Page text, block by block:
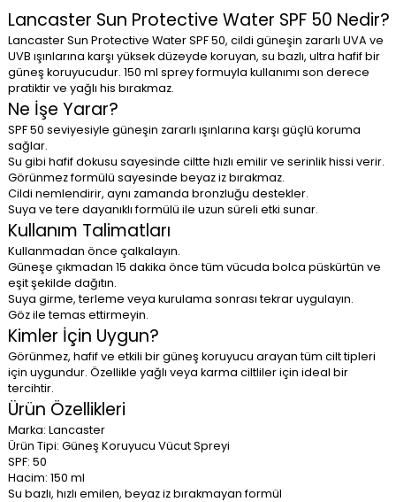
Lancaster Sun Protective Water SPF 50 Nedir?
Lancaster Sun Protective Water SPF 50, cildi güneşin zararlı UVA ve
UVB ışınlarına karşı yüksek düzeyde koruyan, su bazlı, ultra hafif bir
güneş koruyucudur. 150 ml sprey formuyla kullanımı son derece
pratiktir ve yağlı his bırakmaz.
Ne İşe Yarar?
SPF 50 seviyesiyle güneşin zararlı ışınlarına karşı güçlü koruma
sağlar.
Su gibi hafif dokusu sayesinde ciltte hızlı emilir ve serinlik hissi verir.
Görünmez formülü sayesinde beyaz iz bırakmaz.
Cildi nemlendirir, aynı zamanda bronzluğu destekler.
Suya ve tere dayanıklı formülü ile uzun süreli etki sunar.
Kullanım Talimatları
Kullanmadan önce çalkalayın.
Güneşe çıkmadan 15 dakika önce tüm vücuda bolca püskürtün ve
eşit şekilde dağıtın.
Suya girme, terleme veya kurulama sonrası tekrar uygulayın.
Göz ile temas ettirmeyin.
Kimler İçin Uygun?
Görünmez, hafif ve etkili bir güneş koruyucu arayan tüm cilt tipleri
için uygundur. Özellikle yağlı veya karma ciltliler için ideal bir
tercihtir.
Ürün Özellikleri
Marka: Lancaster
Ürün Tipi: Güneş Koruyucu Vücut Spreyi
SPF: 50
Hacim: 150 ml
Su bazlı, hızlı emilen, beyaz iz bırakmayan formül